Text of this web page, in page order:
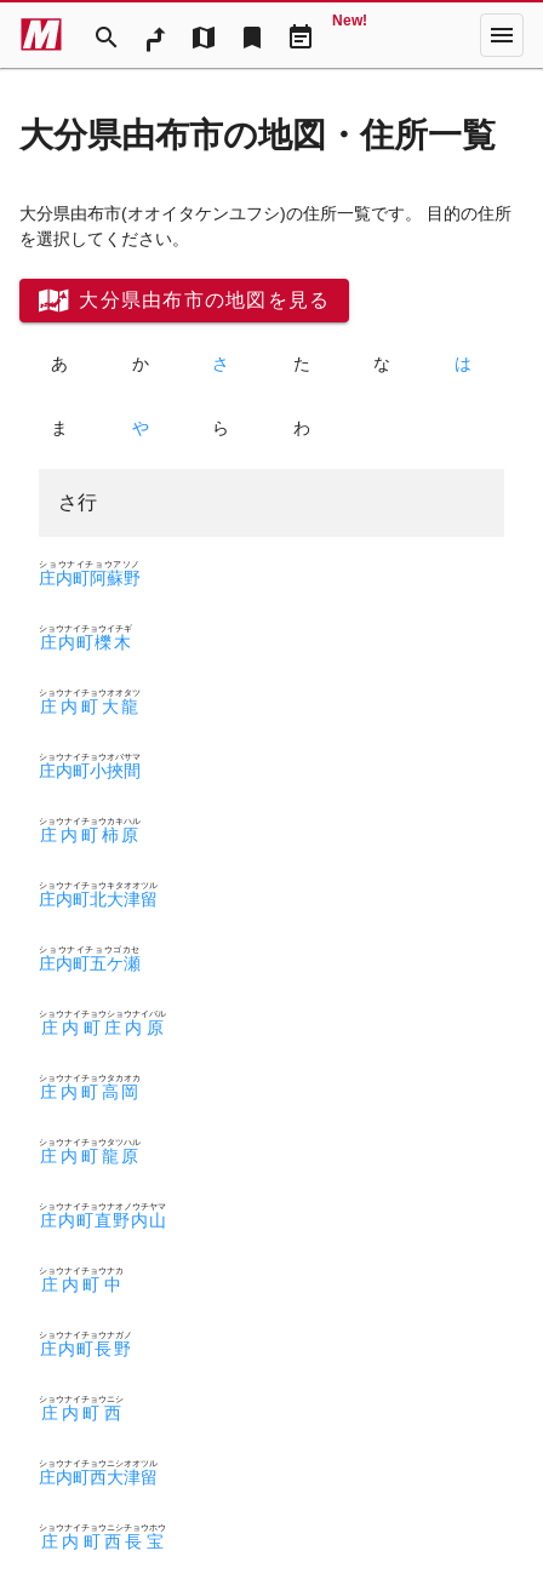
search map bookmark event_note
New! menu
大分県由布市の地図・住所一覧
大分県由布市(オオイタケンユフシ)の住所一覧です。 目的の住所
を選択してください。
大分県由布市の地図を見る
あ か さ た な は
ま や ら わ
さ行
庄内町阿蘇野
ショウナイチョウアソノ
庄内町櫟木
ショウナイチョウイチギ
庄内町大龍
ショウナイチョウオオタツ
庄内町小挾間
ショウナイチョウオバサマ
庄内町柿原
ショウナイチョウカキハル
庄内町北大津留
ショウナイチョウキタオオツル
庄内町五ケ瀬
ショウナイチョウゴカセ
庄内町庄内原
ショウナイチョウショウナイバル
庄内町高岡
ショウナイチョウタカオカ
庄内町龍原
ショウナイチョウタツハル
庄内町直野内山
ショウナイチョウナオノウチヤマ
庄内町中
ショウナイチョウナカ
庄内町長野
ショウナイチョウナガノ
庄内町西
ショウナイチョウニシ
庄内町西大津留
ショウナイチョウニシオオツル
庄内町西長宝
ショウナイチョウニシチョウホウ